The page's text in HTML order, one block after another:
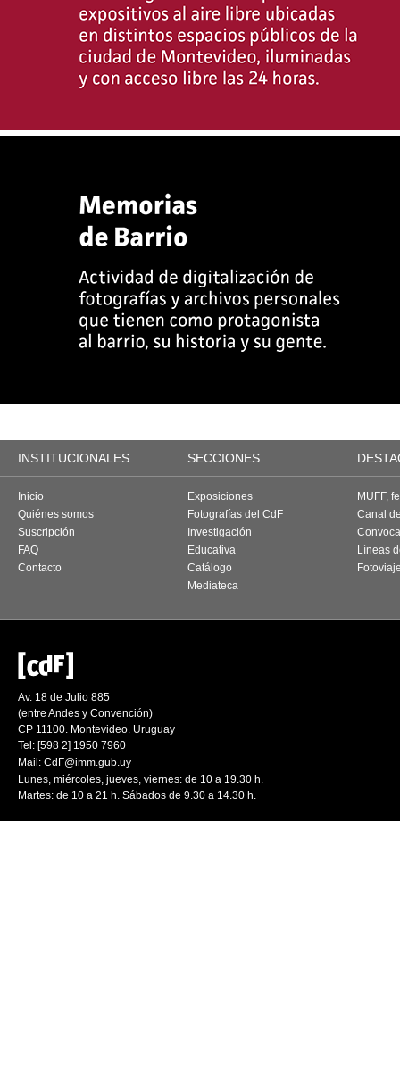
INSTITUCIONALES SECCIONES
Inicio
Quiénes somos
Suscripción
FAQ
Contacto
Exposiciones
Fotografías del CdF
Investigación
Educativa
Catálogo
Mediateca
MUFF,
Canal
Líneas
Av. 18 de Julio 885
(entre Andes y Convención)
CP 11100. Montevideo. Uruguay
Tel: [598 2] 1950 7960
Mail: CdF@imm.gub.uy
Lunes, miércoles, jueves, viernes: de 10 a 19.30 h.
Martes: de 10 a 21 h. Sábados de 9.30 a 14.30 h.